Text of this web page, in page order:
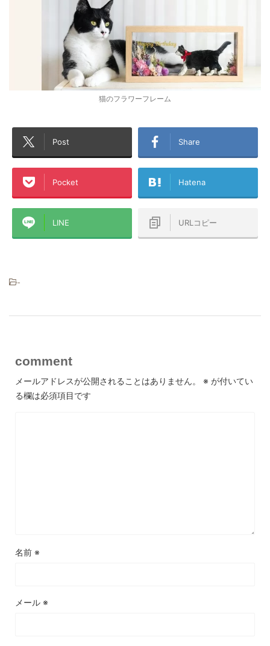
猫のフラワーフレーム
Post Share
Pocket Hatena
LINE URLコピー
-
comment
メールアドレスが公開されることはありません。 ※ が付いてい
る欄は必須項目です
名前 ※
メール ※